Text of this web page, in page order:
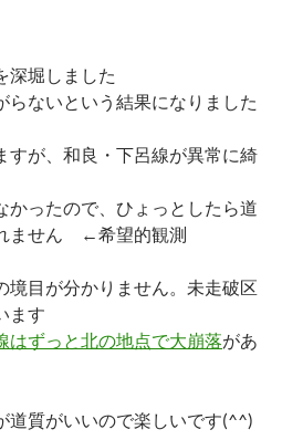
深堀しました
らないという結果になりました
すが、和良・下呂線が異常に綺
かったので、ひょっとしたら道
ません ←希望的観測
境目が分かりません。未走破区
ます
はずっと北の地点で大崩落があ
道質がいいので楽しいです(^^)